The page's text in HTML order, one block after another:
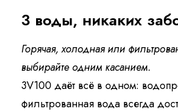
3 воды, никаких
Горячая, холодная или
выбирайте одним касанием.
3V100 даёт всё в одном:
фильтрованная вода всегда